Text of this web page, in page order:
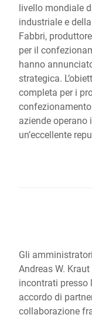
livello mondiale
industriale e
Fabbri,
per il
hanno
strategica.
completa per i
aziende
un’eccellente
Gli
Andreas W.
incontrati presso
accordo di
collaborazione